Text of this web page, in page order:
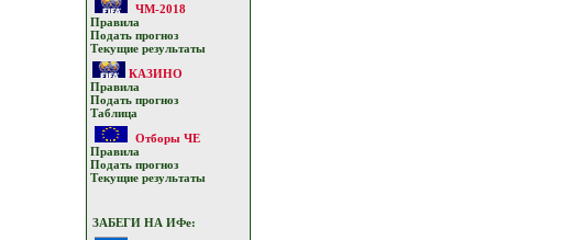
ЧМ-2018
Прaвилa
Подать прoгнoз
Текущие результaты
КАЗИНО
Прaвилa
Подать прoгнoз
Таблица
Отборы ЧЕ
Прaвилa
Подать прoгнoз
Текущие результaты
ЗАБЕГИ НА ИФе: